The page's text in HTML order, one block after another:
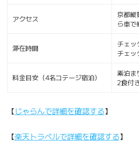
アクセス
京都縦
ら車
滞在時間
チェッ
チェッ
料金目安（4名コテージ宿泊）
素泊ま
2食付
【じゃらんで詳細を確認する】
【楽天トラベルで詳細を確認する】